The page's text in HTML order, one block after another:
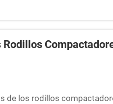
de los rodillos